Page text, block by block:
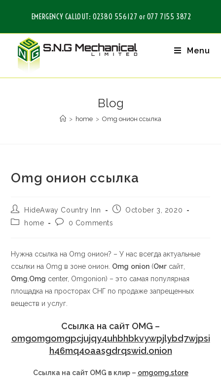
EMERGENCY CALLOUT: 02380 556127 or 077 7155 3872
Menu
Blog
> home > Omg онион ссылка
Omg онион ссылка
HideAway Country Inn
October 3, 2020
home
0 Comments
Нужна ссылка на Omg онион? – У нас всегда актуальные
ссылки на Omg в зоне онион. Omg onion (Омг сайт,
Omg Omg center, Omgonion) – это самая популярная
площадка на просторах СНГ по продаже запрещенных
веществ и услуг.
Ссылка на сайт OMG –
omgomgomgpcjujqy4uhbhbkvywpjlybd7wjpsi
h46mq4oaasgdrqswid.onion
Ссылка на сайт OMG в клир – omgomg.store